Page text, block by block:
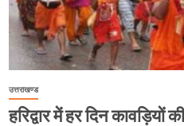
उत्तराखण्ड
हरिद्वार में हर दिन कावड़ियों